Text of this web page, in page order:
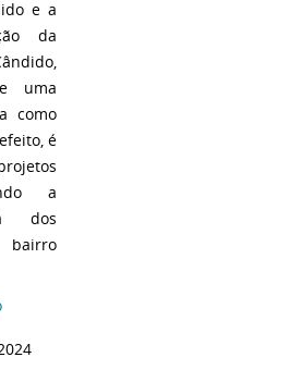
e a
da
uma
como
é
a
dos